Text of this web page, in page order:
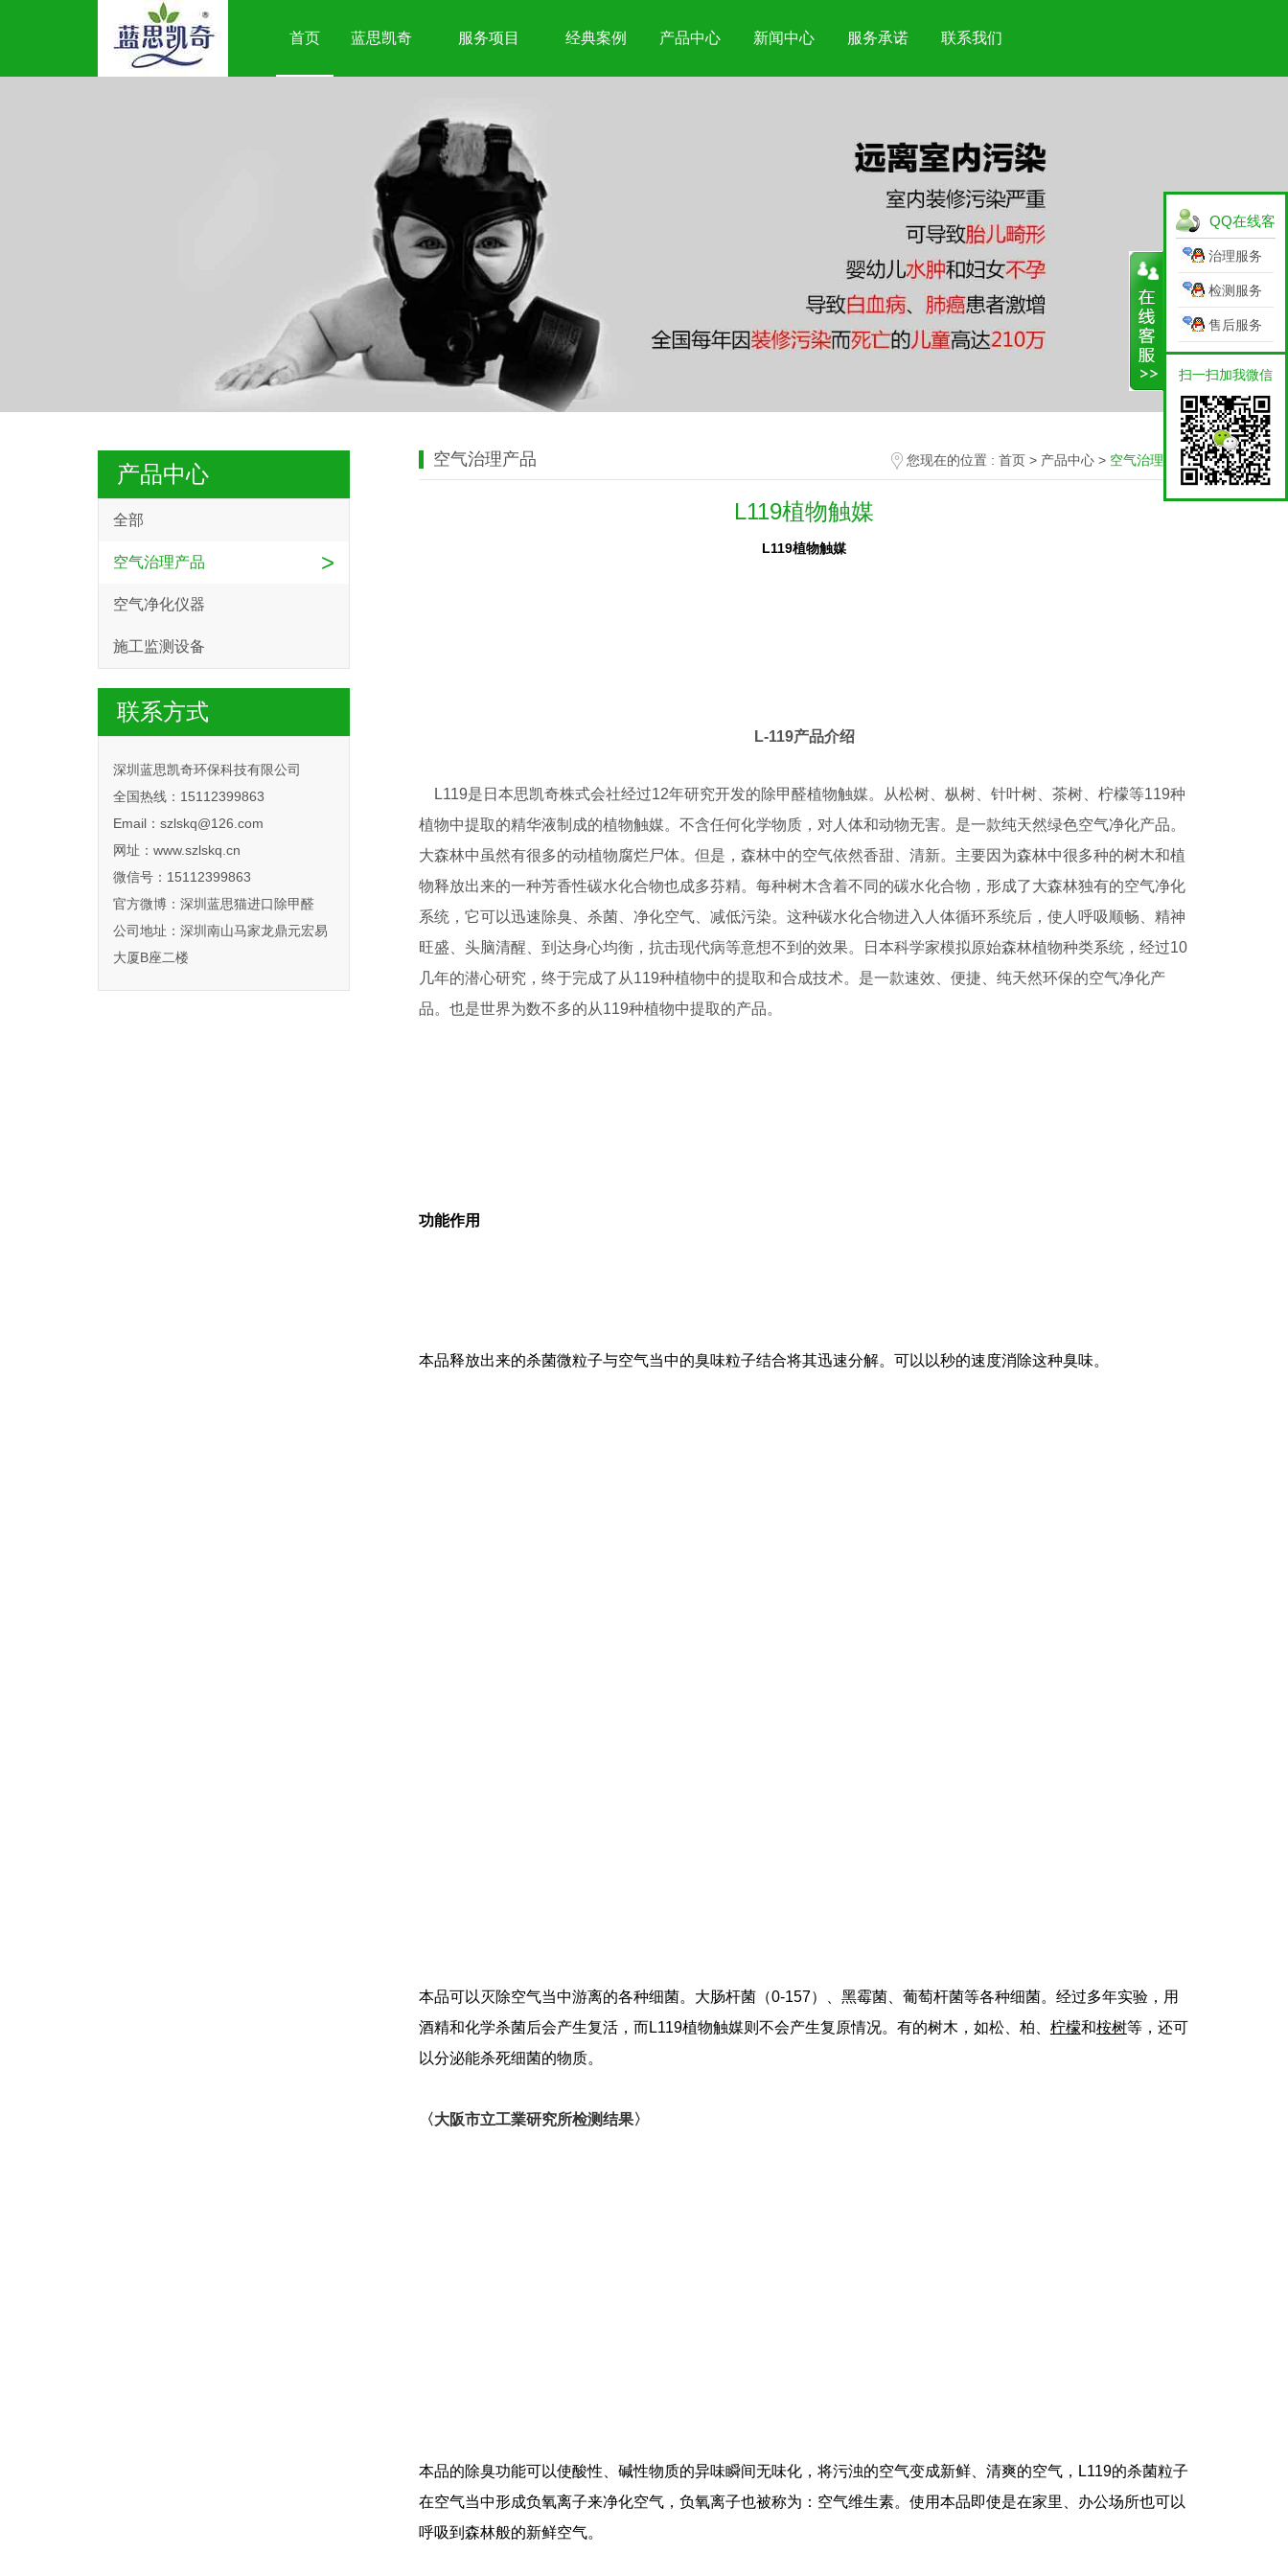
首页 蓝思凯奇 服务项目 经典案例 产品中心 新闻中心 服务承诺 联系我们
产品中心
全部
空气治理产品 >
空气净化仪器
施工监测设备
联系方式
深圳蓝思凯奇环保科技有限公司
全国热线：15112399863
Email：szlskq@126.com
网址：www.szlskq.cn
微信号：15112399863
官方微博： 深圳蓝思猫进口除甲醛
公司地址：深圳南山马家龙鼎元宏易
大厦B座二楼
空气治理产品 您现在的位置 : 首页 > 产品中心 > 空气治理产品
L119植物触媒
L119植物触媒
L-119产品介绍
L119是日本思凯奇株式会社经过12年研究开发的除甲醛植物触媒。从松树、枞树、针叶树、茶树、柠檬等119种
植物中提取的精华液制成的植物触媒。不含任何化学物质，对人体和动物无害。是一款纯天然绿色空气净化产品。
大森林中虽然有很多的动植物腐烂尸体。但是，森林中的空气依然香甜、清新。主要因为森林中很多种的树木和植
物释放出来的一种芳香性碳水化合物也成多芬精。每种树木含着不同的碳水化合物，形成了大森林独有的空气净化
系统，它可以迅速除臭、杀菌、净化空气、减低污染。这种碳水化合物进入人体循环系统后，使人呼吸顺畅、精神
旺盛、头脑清醒、到达身心均衡，抗击现代病等意想不到的效果。日本科学家模拟原始森林植物种类系统，经过10
几年的潜心研究，终于完成了从119种植物中的提取和合成技术。是一款速效、便捷、纯天然环保的空气净化产
品。也是世界为数不多的从119种植物中提取的产品。
功能作用
本品释放出来的杀菌微粒子与空气当中的臭味粒子结合将其迅速分解。可以 以秒的速度消除这种臭味。
本品可以灭除空气当中游离的各种细菌。大肠杆菌（0-157）、黑霉菌、葡萄杆菌等各种细菌。经过多年实验，用
酒精和化学杀菌后会产生复活，而L119植物触媒则不会产生复原情况。 有的树木，如松、柏、 柠檬和桉树等，还可
以分泌能杀死细菌的物质。
〈大阪市立工業研究所检测结果〉
本品的除臭功能可以使酸性、碱性物质的异味瞬间无味化，将污浊的空气变成新鲜、清爽的空气， L119的杀菌粒子
在空气当中形成负氧离子来净化空气，负氧离子也被称为：空气维生素。使用本品即使是在家里、办公场所也可以
呼吸到森林般的新鲜空气。
QQ在线客
服
治理服务
检测服务
售后服务
扫一扫加我微信